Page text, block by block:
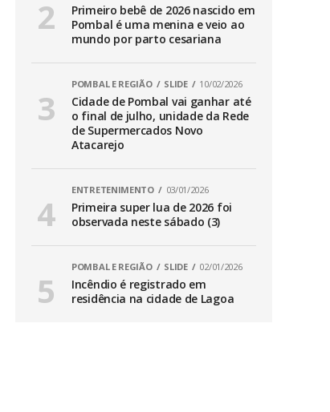
Primeiro bebê de 2026 nascido em
Pombal é uma menina e veio ao
mundo por parto cesariana
POMBAL E REGIÃO SLIDE 10/02/2026
Cidade de Pombal vai ganhar até
o final de julho, unidade da Rede
de Supermercados Novo
Atacarejo
ENTRETENIMENTO 03/01/2026
Primeira super lua de 2026 foi
observada neste sábado (3)
POMBAL E REGIÃO SLIDE 02/01/2026
Incêndio é registrado em
residência na cidade de Lagoa